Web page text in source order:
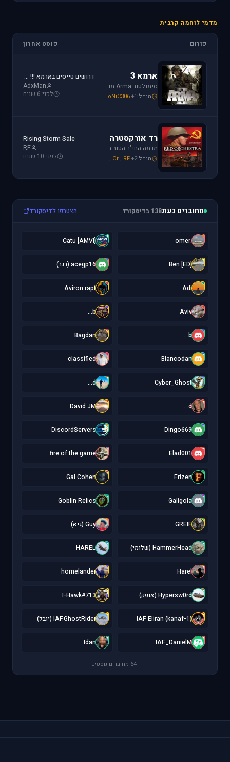
מדמי לוחמה קרבית
פורום פוסט אחרון
ארמא 3
סימולטור Arma מדמה את לוחמת שדה הקרב ברמה ריאליסטית גבוהה. בנוסף, ארמא משלב בין לוחמה אווירית ללוחמת שדה קרקעית.
מנהל: galzohar SoNiC306+1
דרושים טייסים בארמא !!! Sayeret Matkal Clan
AdxMan
לפני 6 שנים
רד אורקסטרה
מדמה החי"ר הטוב ביותר שיצא למלחמת העולם השנייה. המשחק היחידי שמחזיר אותך לחזית המזרחית. כולל לוחמת חי"ר ושריון.
מנהל: Mike_69th , Or , RF+2
Rising Storm Sale
RF
לפני 10 שנים
מחוברים כעת138 בדיסקורד הצטרפו לדיסקורד
.
.omer
[
[AMVI] Catu
[
[ED] Ben
a acegp16 (רגב)
A
Adi
A
Aviron.rapt
A
Aviv
b
b...
b
b...
B
Bagdan
B
Blancodan
c
classified
C
Cyber_Ghost
d
d...
d
d...
D
David JM
D
Dingo669
D
DiscordServers
E
Elad001
f
fire of the game
F
Frizen
G
Gal Cohen
G
Galigola
G
Goblin Relics
G
GREIF
G Guy (גיא)
H HammerHead (שלומי) H
HAREL
H
Harel
h
homelander
H Hypersw0rd (אופק) I
I-Hawk#713
I
IAF Eliran (kanaf-1)
I IAF.GhostRider (יובל)
I
IAF_DanielM
I
Idan
+64 מחוברים נוספים